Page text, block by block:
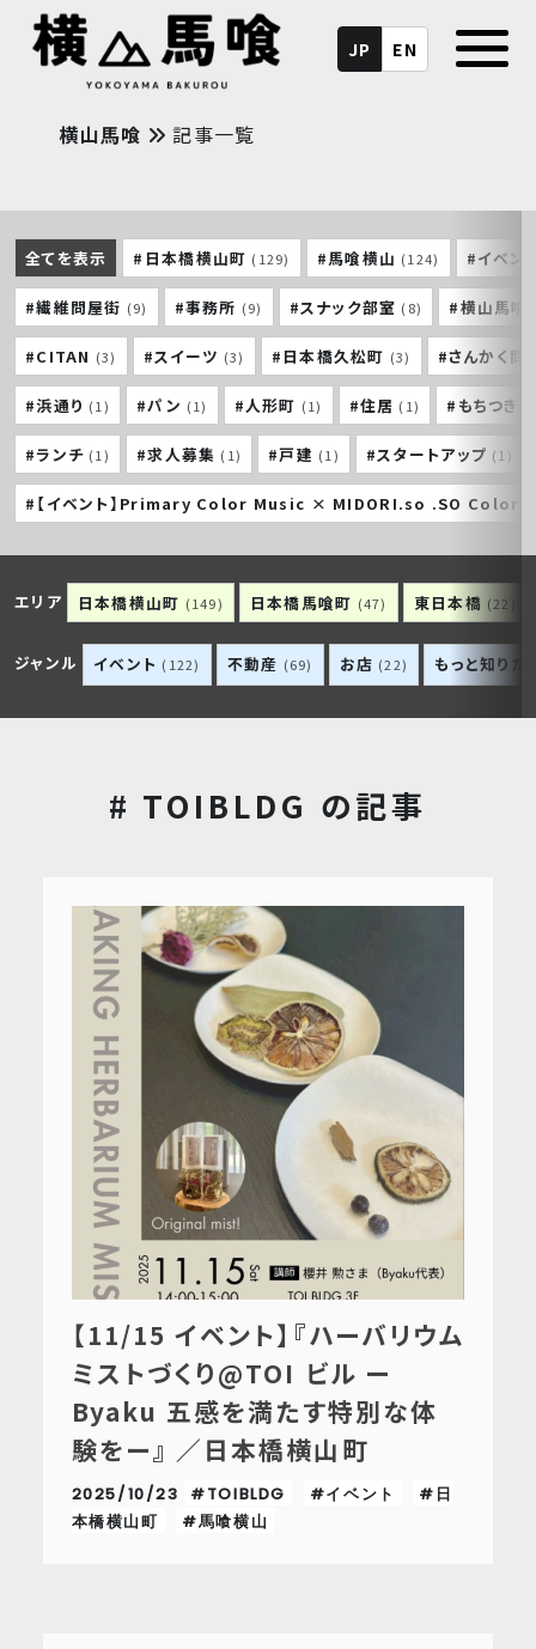
JP EN
横山馬喰 記事一覧
全てを表示 #日本橋横山町 (129) #馬喰横山 (124) #イベン
#繊維問屋街 (9) #事務所 (9) #スナック部室 (8) #横山馬喰
#CITAN (3) #スイーツ (3) #日本橋久松町 (3) #さんかく問
#浜通り (1) #パン (1) #人形町 (1) #住居 (1) #もちつき
#ランチ (1) #求人募集 (1) #戸建 (1) #スタートアップ (1)
#【イベント】Primary Color Music × MIDORI.so .SO
エリア 日本橋横山町 (149) 日本橋馬喰町 (47) 東日本橋 (22)
ジャンル イベント (122) 不動産 (69) お店 (22) もっと知りた
# TOIBLDG の記事
【11/15 イベント】『ハーバリウム
ミストづくり@TOI ビル ー
Byaku 五感を満たす特別な体
験をー』 ／日本橋横山町
2025/10/23 #TOIBLDG #イベント
#日
本橋横山町
#馬喰横山